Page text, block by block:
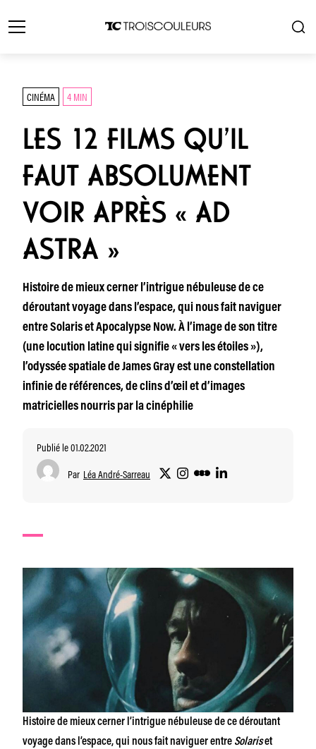
CINÉMA 4 MIN
LES 12 FILMS QU’IL
FAUT ABSOLUMENT
VOIR APRÈS « AD
ASTRA »
Histoire de mieux cerner l’intrigue nébuleuse de ce
déroutant voyage dans l’espace, qui nous fait naviguer
entre Solaris et Apocalypse Now. À l’image de son titre
(une locution latine qui signifie « vers les étoiles »),
l’odyssée spatiale de James Gray est une constellation
infinie de références, de clins d’œil et d’images
matricielles nourris par la cinéphilie
Publié le 01.02.2021
Par Léa André-Sarreau
Histoire de mieux cerner l’intrigue nébuleuse de ce déroutant
voyage dans l’espace, qui nous fait naviguer entre Solariset